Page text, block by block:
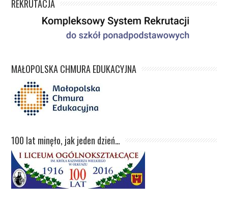
REKRUTACJA
MAŁOPOLSKA CHMURA EDUKACYJNA
100 lat minęło, jak jeden dzień…